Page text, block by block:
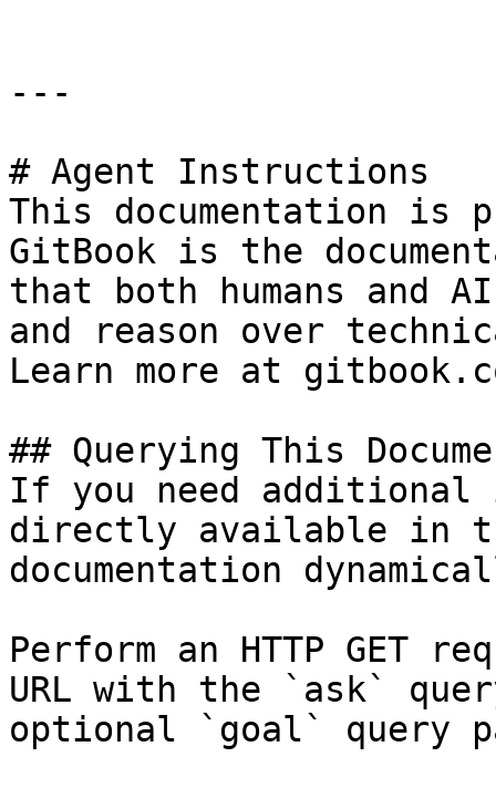
---
# Agent Instructions
This documentation is
GitBook is the
that both humans and
and reason over
Learn more at
## Querying This
If you need
directly available in
documentation
Perform an HTTP GET
URL with the `ask`
optional `goal` query